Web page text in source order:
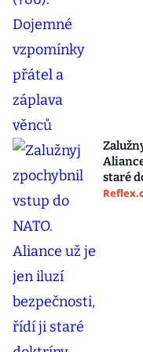
staré